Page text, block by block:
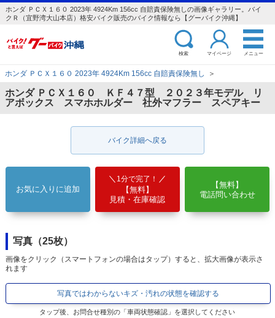
ホンダ ＰＣＸ１６０ 2023年 4924Km 156cc 自賠責保険無しの画像ギャラリー。バイ
クＲ（宜野湾大山本店）格安バイク販売のバイク情報なら【グーバイク沖縄】
検索 マイページ メニュー
ホンダ ＰＣＸ１６０ 2023年 4924Km 156cc 自賠責保険無し ＞
ホンダ ＰＣＸ１６０ ＫＦ４７型 ２０２３年モデル リ
アボックス スマホホルダー 社外マフラー スペアキー
バイク詳細へ戻る
お気に入りに追加
1分で完了！
【無料】
見積・在庫確認
【無料】
電話問い合わせ
写真（25枚）
画像をクリック（スマートフォンの場合はタップ）すると、拡大画像が表示さ
れます
写真ではわからないキズ・汚れの状態を確認する
タップ後、お問合せ種別の「車両状態確認」を選択してください